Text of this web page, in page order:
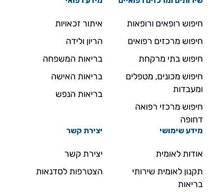
חיפוש רופאים ורופאות
חיפוש מרכזים רפואים
חיפוש בתי מרקחת
חיפוש מכונים, מטפלים
ומעבדות
חיפוש מרכזי רפואה
דחופה
איתור זכאויות
הריון ולידה
בריאות המשפחה
בריאות האישה
בריאות הנפש
מידע שימושי
אודות לאומית
תקנון לאומית שירותי
בריאות
יצירת קשר
יצירת קשר
הצטרפות לסדנאות